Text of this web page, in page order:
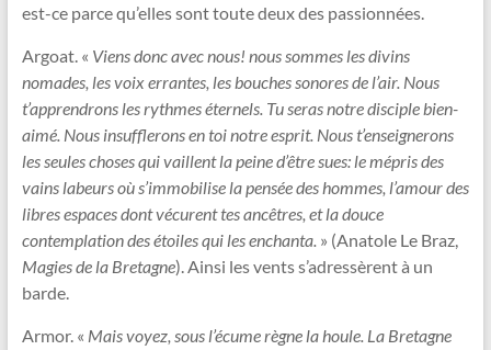
est-ce parce qu’elles sont toute deux des passionnées.
Argoat. « Viens donc avec nous! nous sommes les divins
nomades, les voix errantes, les bouches sonores de l’air. Nous
t’apprendrons les rythmes éternels. Tu seras notre disciple bien-
aimé. Nous insufflerons en toi notre esprit. Nous t’enseignerons
les seules choses qui vaillent la peine d’être sues: le mépris des
vains labeurs où s’immobilise la pensée des hommes, l’amour des
libres espaces dont vécurent tes ancêtres, et la douce
contemplation des étoiles qui les enchanta.» (Anatole Le Braz,
Magies de la Bretagne). Ainsi les vents s’adressèrent à un
barde.
Armor. « Mais voyez, sous l’écume règne la houle. La Bretagne